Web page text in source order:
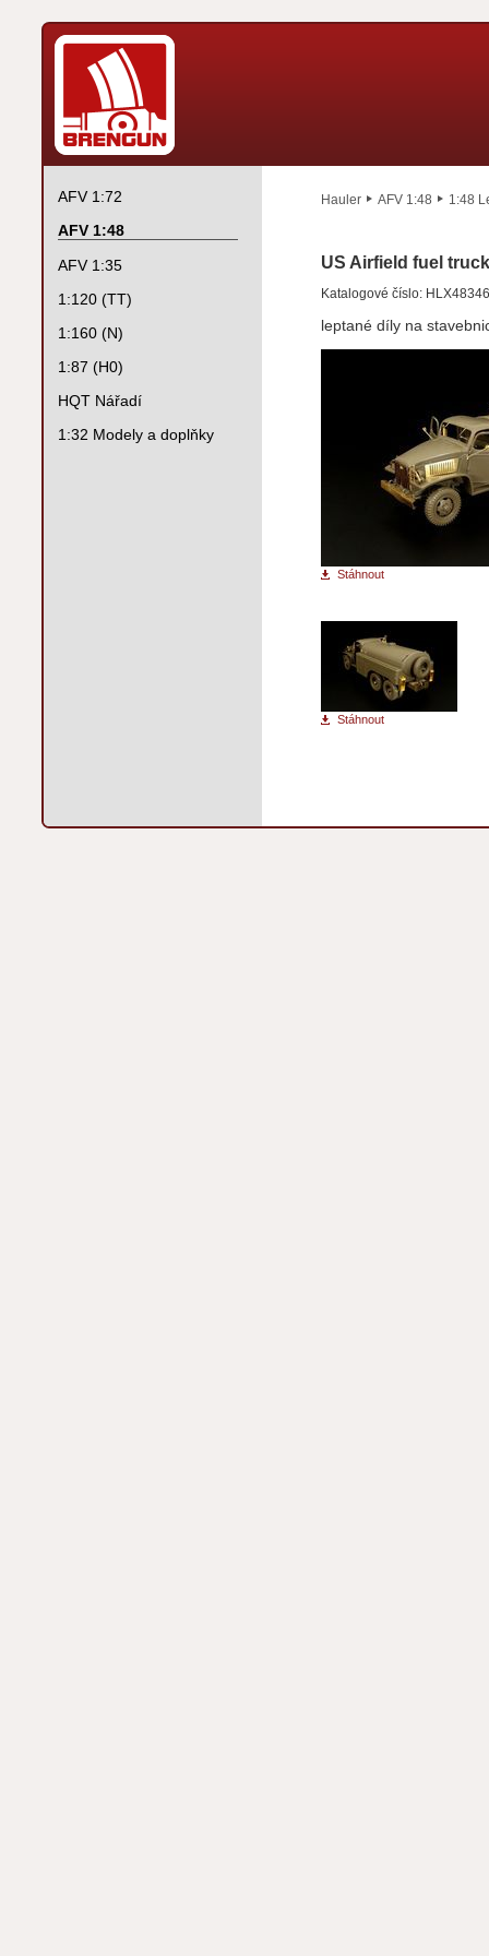
Hauler AFV 1:48 1:48
US Airfield fuel
Katalogové číslo: HLX48346
leptané díly na
Stáhnout
Stáhnout
AFV 1:72
AFV 1:48
AFV 1:35
1:120 (TT)
1:160 (N)
1:87 (H0)
HQT Nářadí
1:32 Modely a doplňky